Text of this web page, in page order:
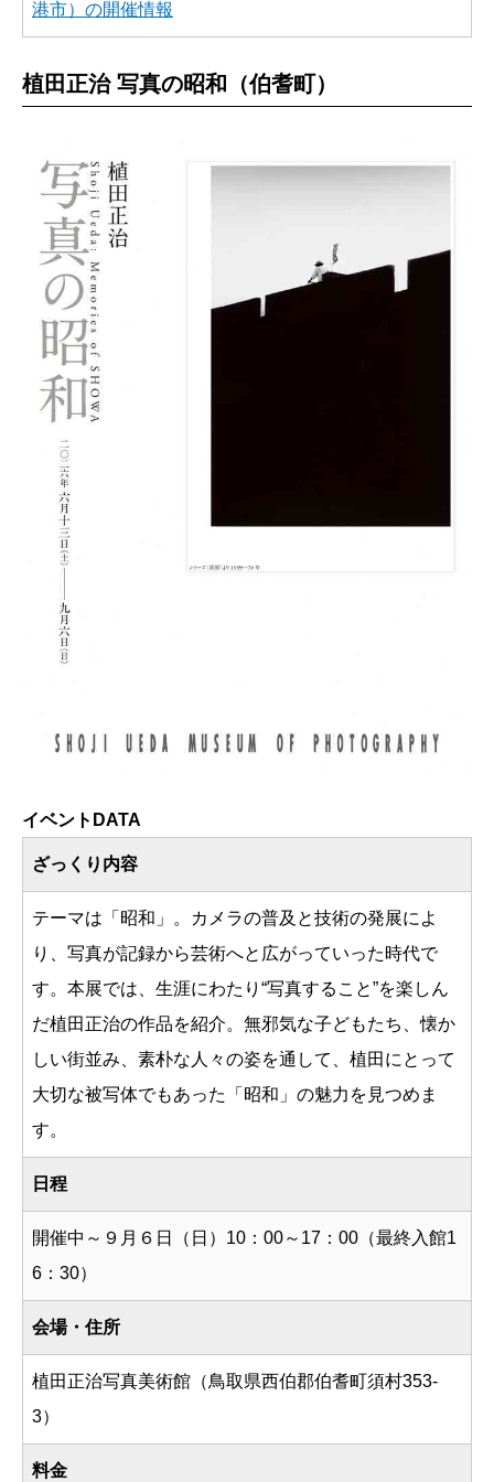
港市）の開催情報
植田正治 写真の昭和（伯耆町）
イベントDATA
ざっくり内容
テーマは「昭和」。カメラの普及と技術の発展によ
り、写真が記録から芸術へと広がっていった時代で
す。本展では、生涯にわたり“写真すること”を楽しん
だ植田正治の作品を紹介。無邪気な子どもたち、懐か
しい街並み、素朴な人々の姿を通して、植田にとって
大切な被写体でもあった「昭和」の魅力を見つめま
す。
日程
開催中～９月６日（日）10：00～17：00（最終入館1
6：30）
会場・住所
植田正治写真美術館（鳥取県西伯郡伯耆町須村353-
3）
料金